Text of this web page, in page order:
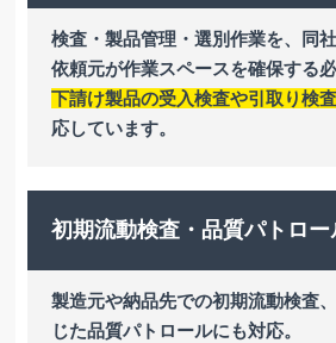
検査・製品管理・選別作業を、同
依頼元が作業スペースを確保する
下請け製品の受入検査や引取り検
応しています。
初期流動検査・品質パトロー
製造元や納品先での初期流動検査
じた品質パトロールにも対応。